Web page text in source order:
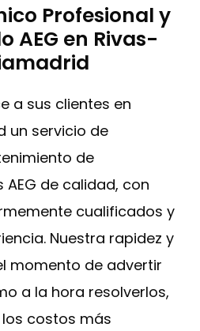
Profesional y
AEG en Rivas-
a sus clientes en
un servicio de
de
de calidad, con
cualificados y
Nuestra rapidez y
momento de advertir
a la hora resolverlos,
costos más